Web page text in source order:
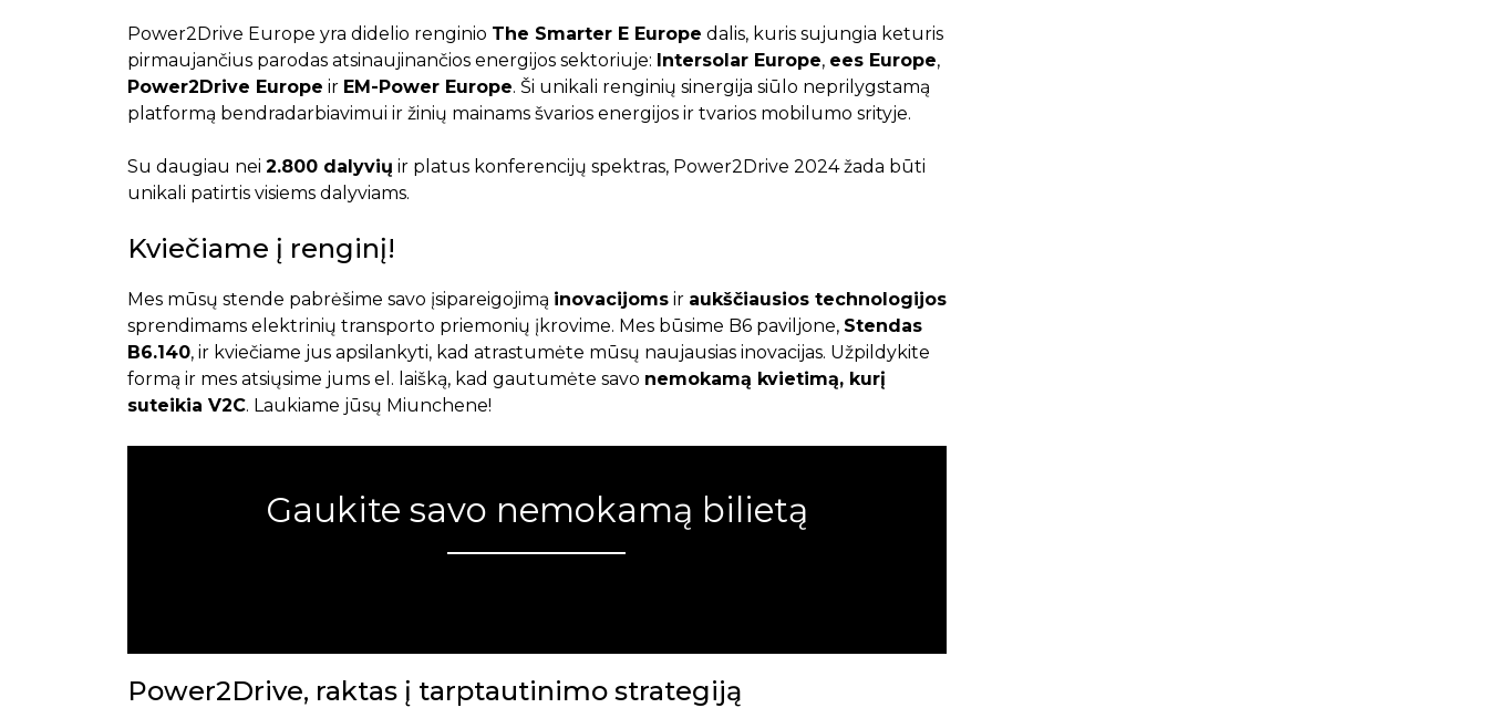
Power2Drive Europe yra didelio renginio The Smarter E Europe dalis, kuris sujungia keturis
pirmaujančius parodas atsinaujinančios energijos sektoriuje: Intersolar Europe, ees Europe,
Power2Drive Europe ir EM-Power Europe. Ši unikali renginių sinergija siūlo neprilygstamą
platformą bendradarbiavimui ir žinių mainams švarios energijos ir tvarios mobilumo srityje.
Su daugiau nei 2.800 dalyvių ir platus konferencijų spektras, Power2Drive 2024 žada būti
unikali patirtis visiems dalyviams.
Kviečiame į renginį!
Mes mūsų stende pabrėšime savo įsipareigojimą inovacijomsir aukščiausios technologijos
sprendimams elektrinių transporto priemonių įkrovime. Mes būsime B6 paviljone, Stendas
B6.140, ir kviečiame jus apsilankyti, kad atrastumėte mūsų naujausias inovacijas. Užpildykite
formą ir mes atsiųsime jums el. laišką, kad gautumėte savo nemokamą kvietimą, kurį
suteikia V2C. Laukiame jūsų Miunchene!
Gaukite savo nemokamą bilietą
Power2Drive, raktas į tarptautinimo strategiją